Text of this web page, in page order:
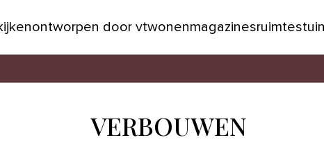
ontworpen door vtwonenmagazinesruimtestuin
VERBOUWEN